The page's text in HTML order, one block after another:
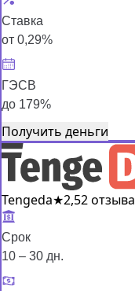
Ставка
от 0,29%
ГЭСВ
до 179%
Получить деньги
Tengeda★2,52 отзыва
Срок
10 – 30 дн.